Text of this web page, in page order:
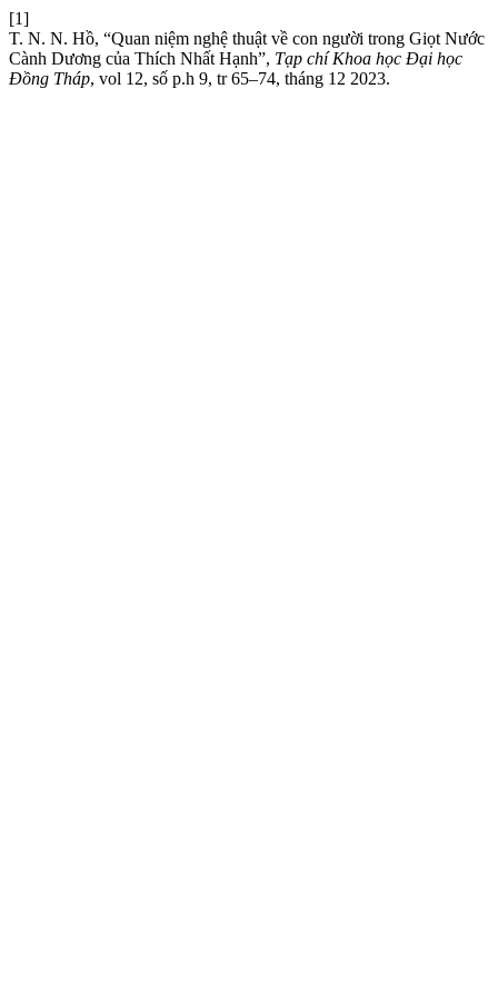
[1]
T. N. N. Hồ, “Quan niệm nghệ thuật về con người trong Giọt Nước
Cành Dương của Thích Nhất Hạnh”, Tạp chí Khoa học Đại học
Đồng Tháp, vol 12, số p.h 9, tr 65–74, tháng 12 2023.